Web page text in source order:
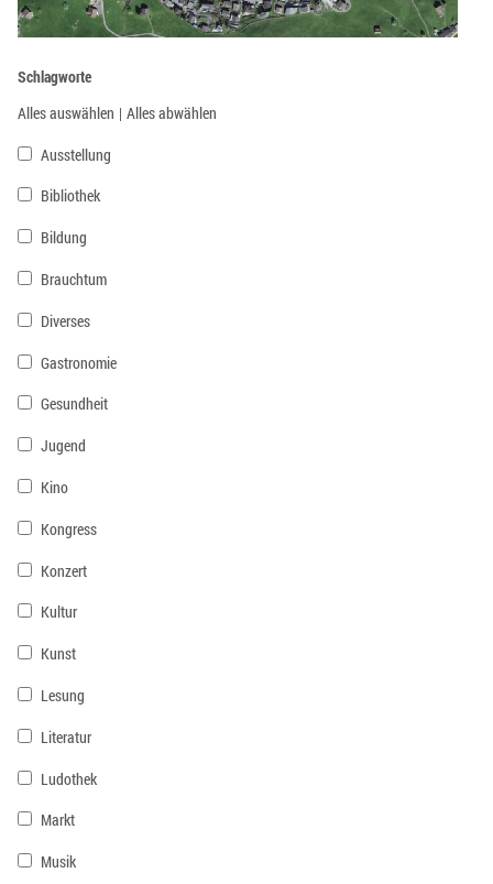
Schlagworte
Alles auswählen | Alles abwählen
Ausstellung
Bibliothek
Bildung
Brauchtum
Diverses
Gastronomie
Gesundheit
Jugend
Kino
Kongress
Konzert
Kultur
Kunst
Lesung
Literatur
Ludothek
Markt
Musik